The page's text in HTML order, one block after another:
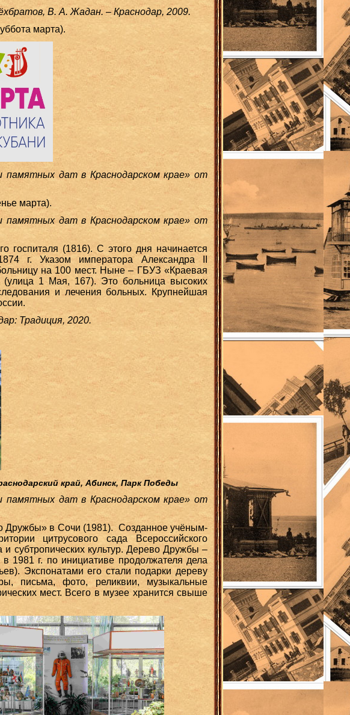
В. А. Жадан. – Краснодар, 2009.
марта).
памятных дат в Краснодарском крае» от
марта).
памятных дат в Краснодарском крае» от
госпиталя (1816). С этого дня начинается
г. Указом императора Александра II
на 100 мест. Ныне – ГБУЗ «Краевая
1 Мая, 167). Это больница высоких
и лечения больных. Крупнейшая
Традиция, 2020.
край, Абинск, Парк Победы
памятных дат в Краснодарском крае» от
Дружбы» в Сочи (1981). Созданное учёным-
цитрусового сада Всероссийского
и субтропических культур. Дерево Дружбы –
1981 г. по инициативе продолжателя дела
Экспонатами его стали подарки дереву
письма, фото, реликвии, музыкальные
мест. Всего в музее хранится свыше